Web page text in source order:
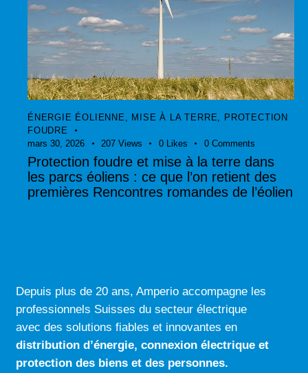
ÉNERGIE ÉOLIENNE , MISE À LA TERRE, PROTECTION
FOUDRE
mars 30, 2026
207 Views 0 Likes 0 Comments
Protection foudre et mise à la terre dans
les parcs éoliens : ce que l’on retient des
premières Rencontres romandes de l’éolien
Depuis plus de 20 ans, Amperio accompagne les
professionnels Suisses du secteur électrique
avec des solutions fiables et innovantes en
distribution d’énergie, connexion électriqueet
protection des biens et des personnes.